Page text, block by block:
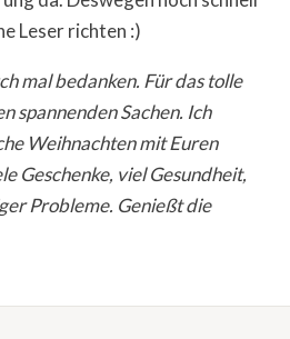
Leser richten :)
mal bedanken. Für das tolle
spannenden Sachen. Ich
Weihnachten mit Euren
Geschenke, viel Gesundheit,
Probleme. Genießt die